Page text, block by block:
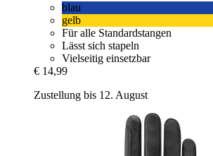
blau
gelb
Für alle Standardstangen
Lässt sich stapeln
Vielseitig einsetzbar
€ 14,99
Zustellung bis 12. August